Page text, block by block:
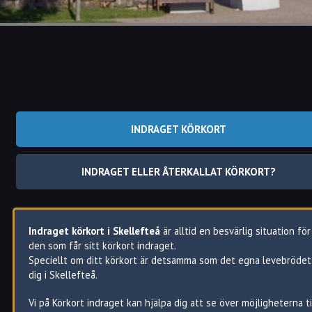
INDRAGET KÖRKORT
INDRAGET ELLER ÅTERKALLAT KÖRKORT?
Indraget körkort i Skellefteå är alltid en besvärlig situation för
den som får sitt körkort indraget.
Speciellt om ditt körkort är detsamma som det egna
dig i Skellefteå.
Vi på Körkort indraget kan hjälpa dig att se över möjligheterna